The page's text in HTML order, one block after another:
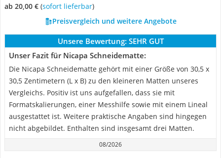
ab 20,00 € ( Sofort lieferbar)
Preisvergleich und weitere Angebote
Unsere Bewertung: SEHR GUT
Unser Fazit für Nicapa Schneidematte:
Die Nicapa Schneidematte gehört mit einer Größe von 30,5 x
30,5 Zentimetern (L x B) zu den kleineren Matten unseres
Vergleichs. Positiv ist uns aufgefallen, dass sie mit
Formatskalierungen, einer Messhilfe sowie mit einem Lineal
ausgestattet ist. Weitere praktische Angaben sind hingegen
nicht abgebildet. Enthalten sind insgesamt drei Matten.
08/2026